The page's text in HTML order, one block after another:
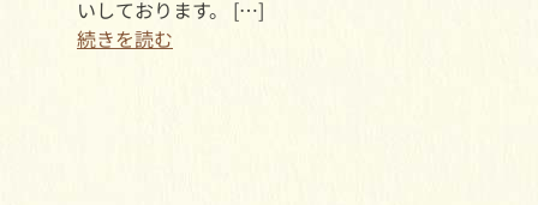
いしております。 […]
続きを読む